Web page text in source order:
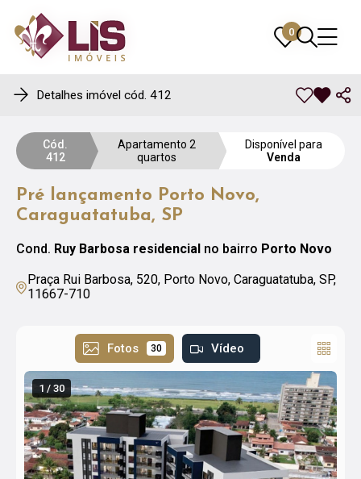
0
0
Detalhes imóvel cód. 412
Cód.
412
Apartamento 2
quartos
Disponível para
Venda
Pré lançamento Porto Novo,
Caraguatatuba, SP
Cond. Ruy Barbosa residencial no bairro Porto Novo
Praça Rui Barbosa, 520, Porto Novo, Caraguatatuba, SP,
11667-710
Fotos 30 Vídeo
1 / 30